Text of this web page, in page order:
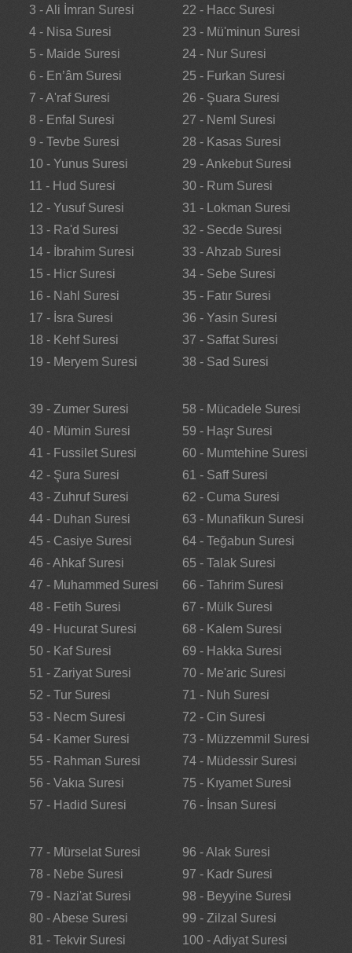
3 - Ali İmran Suresi
4 - Nisa Suresi
5 - Maide Suresi
6 - En’âm Suresi
7 - A'raf Suresi
8 - Enfal Suresi
9 - Tevbe Suresi
10 - Yunus Suresi
11 - Hud Suresi
12 - Yusuf Suresi
13 - Ra'd Suresi
14 - İbrahim Suresi
15 - Hicr Suresi
16 - Nahl Suresi
17 - İsra Suresi
18 - Kehf Suresi
19 - Meryem Suresi
22 - Hacc Suresi
23 - Mü'minun Suresi
24 - Nur Suresi
25 - Furkan Suresi
26 - Şuara Suresi
27 - Neml Suresi
28 - Kasas Suresi
29 - Ankebut Suresi
30 - Rum Suresi
31 - Lokman Suresi
32 - Secde Suresi
33 - Ahzab Suresi
34 - Sebe Suresi
35 - Fatır Suresi
36 - Yasin Suresi
37 - Saffat Suresi
38 - Sad Suresi
39 - Zumer Suresi
40 - Mümin Suresi
41 - Fussilet Suresi
42 - Şura Suresi
43 - Zuhruf Suresi
44 - Duhan Suresi
45 - Casiye Suresi
46 - Ahkaf Suresi
47 - Muhammed Suresi
48 - Fetih Suresi
49 - Hucurat Suresi
50 - Kaf Suresi
51 - Zariyat Suresi
52 - Tur Suresi
53 - Necm Suresi
54 - Kamer Suresi
55 - Rahman Suresi
56 - Vakıa Suresi
57 - Hadid Suresi
58 - Mücadele Suresi
59 - Haşr Suresi
60 - Mumtehine Suresi
61 - Saff Suresi
62 - Cuma Suresi
63 - Munafikun Suresi
64 - Teğabun Suresi
65 - Talak Suresi
66 - Tahrim Suresi
67 - Mülk Suresi
68 - Kalem Suresi
69 - Hakka Suresi
70 - Me'aric Suresi
71 - Nuh Suresi
72 - Cin Suresi
73 - Müzzemmil Suresi
74 - Müdessir Suresi
75 - Kıyamet Suresi
76 - İnsan Suresi
77 - Mürselat Suresi
78 - Nebe Suresi
79 - Nazi'at Suresi
80 - Abese Suresi
81 - Tekvir Suresi
96 - Alak Suresi
97 - Kadr Suresi
98 - Beyyine Suresi
99 - Zilzal Suresi
100 - Adiyat Suresi